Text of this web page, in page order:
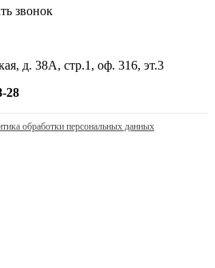
звонок
д. 38А, стр.1, оф. 316, эт.3
28
обработки персональных данных